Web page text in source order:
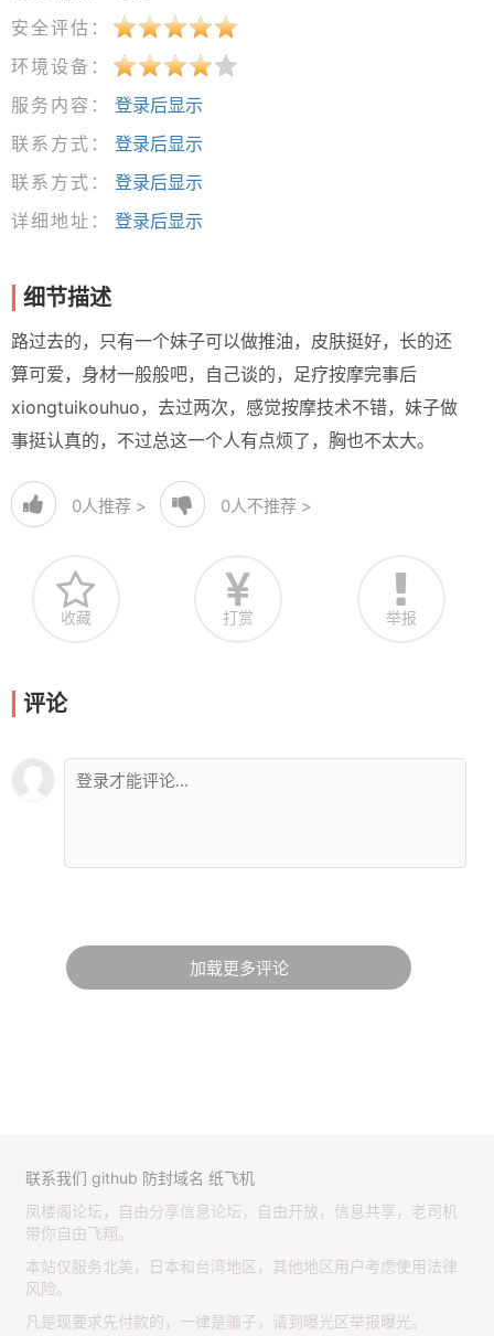
安全评估：
环境设备：
服务内容：
登录后显示
联系方式：
登录后显示
联系方式：
登录后显示
详细地址：
登录后显示
细节描述
路过去的，只有一个妹子可以做推油，皮肤挺好，长的还
算可爱，身材一般般吧，自己谈的，足疗按摩完事后
xiongtuikouhuo，去过两次，感觉按摩技术不错，妹子做
事挺认真的，不过总这一个人有点烦了，胸也不太大。
0人推荐 > 0人不推荐 >
收藏 打赏 举报
评论
加载更多评论
联系我们 github 防封域名 纸飞机
凤楼阁论坛，自由分享信息论坛，自由开放，信息共享，老司机
带你自由飞翔。
本站仅服务北美，日本和台湾地区，其他地区用户考虑使用法律
风险。
凡是现要求先付款的，一律是骗子，请到曝光区举报曝光。